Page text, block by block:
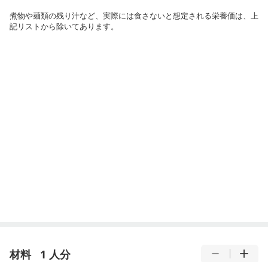
煮物や麺類の残り汁など、実際には食さないと想定される栄養価は、上
記リストから除いてあります。
材料 1 人分